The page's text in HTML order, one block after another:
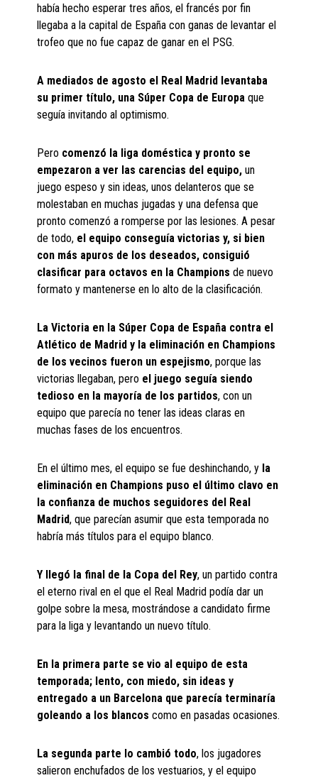
había hecho esperar tres años, el francés por fin
llegaba a la capital de España con ganas de levantar el
trofeo que no fue capaz de ganar en el PSG.
A mediados de agosto el Real Madrid levantaba
su primer título, una Súper Copa de Europa que
seguía invitando al optimismo.
Pero comenzó la liga doméstica y pronto se
empezaron a ver las carencias del equipo, un
juego espeso y sin ideas, unos delanteros que se
molestaban en muchas jugadas y una defensa que
pronto comenzó a romperse por las lesiones. A pesar
de todo, el equipo conseguía victorias y, si bien
con más apuros de los deseados, consiguió
clasificar para octavos en la Champions de nuevo
formato y mantenerse en lo alto de la clasificación.
La Victoria en la Súper Copa de España contra el
Atlético de Madrid y la eliminación en Champions
de los vecinos fueron un espejismo, porque las
victorias llegaban, pero el juego seguía siendo
tedioso en la mayoría de los partidos, con un
equipo que parecía no tener las ideas claras en
muchas fases de los encuentros.
En el último mes, el equipo se fue deshinchando, y la
eliminación en Champions puso el último clavo en
la confianza de muchos seguidores del Real
Madrid, que parecían asumir que esta temporada no
habría más títulos para el equipo blanco.
Y llegó la final de la Copa del Rey, un partido contra
el eterno rival en el que el Real Madrid podía dar un
golpe sobre la mesa, mostrándose a candidato firme
para la liga y levantando un nuevo título.
En la primera parte se vio al equipo de esta
temporada; lento, con miedo, sin ideas y
entregado a un Barcelona que parecía terminaría
goleando a los blancos como en pasadas ocasiones.
La segunda parte lo cambió todo, los jugadores
salieron enchufados de los vestuarios, y el equipo